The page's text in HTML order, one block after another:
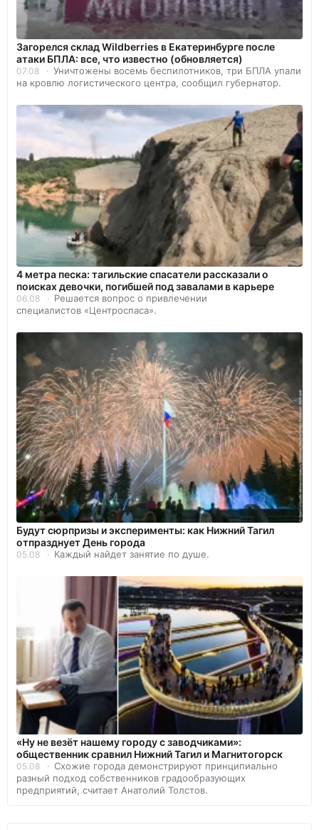
Загорелся склад Wildberries в Екатеринбурге после
атаки БПЛА: все, что известно (обновляется)
07.08
Уничтожены восемь беспилотников, три БПЛА упали
на кровлю логистического центра, сообщил губернатор.
4 метра песка: тагильские спасатели рассказали о
поисках девочки, погибшей под завалами в карьере
06.08
Решается вопрос о привлечении
специалистов «Центроспаса».
Будут сюрпризы и эксперименты: как Нижний Тагил
отпразднует День города
05.08 Каждый найдет занятие по душе.
«Ну не везёт нашему городу с заводчиками»:
общественник сравнил Нижний Тагил и Магнитогорск
05.08
Схожие города демонстрируют принципиально
разный подход собственников градообразующих
предприятий, считает Анатолий Толстов.